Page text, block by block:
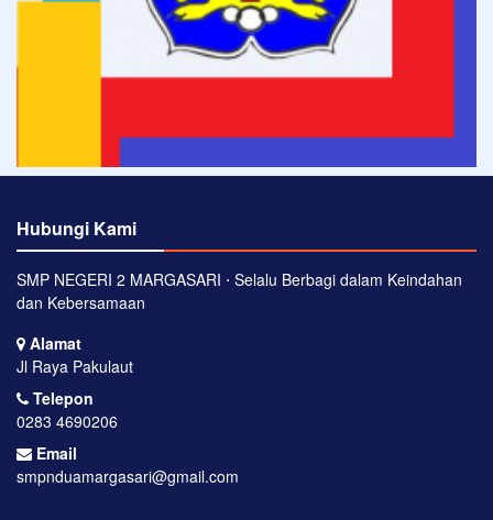
Hubungi Kami
SMP NEGERI 2 MARGASARI ⋅ Selalu Berbagi dalam Keindahan
dan Kebersamaan
Alamat
Jl Raya Pakulaut
Telepon
0283 4690206
Email
smpnduamargasari@gmail.com